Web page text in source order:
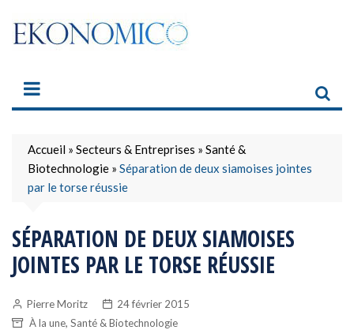
content
Accueil » Secteurs & Entreprises » Santé &
Biotechnologie » Séparation de deux siamoises jointes
par le torse réussie
SÉPARATION DE DEUX SIAMOISES
JOINTES PAR LE TORSE RÉUSSIE
Pierre Moritz
24 février 2015
À la une, Santé & Biotechnologie